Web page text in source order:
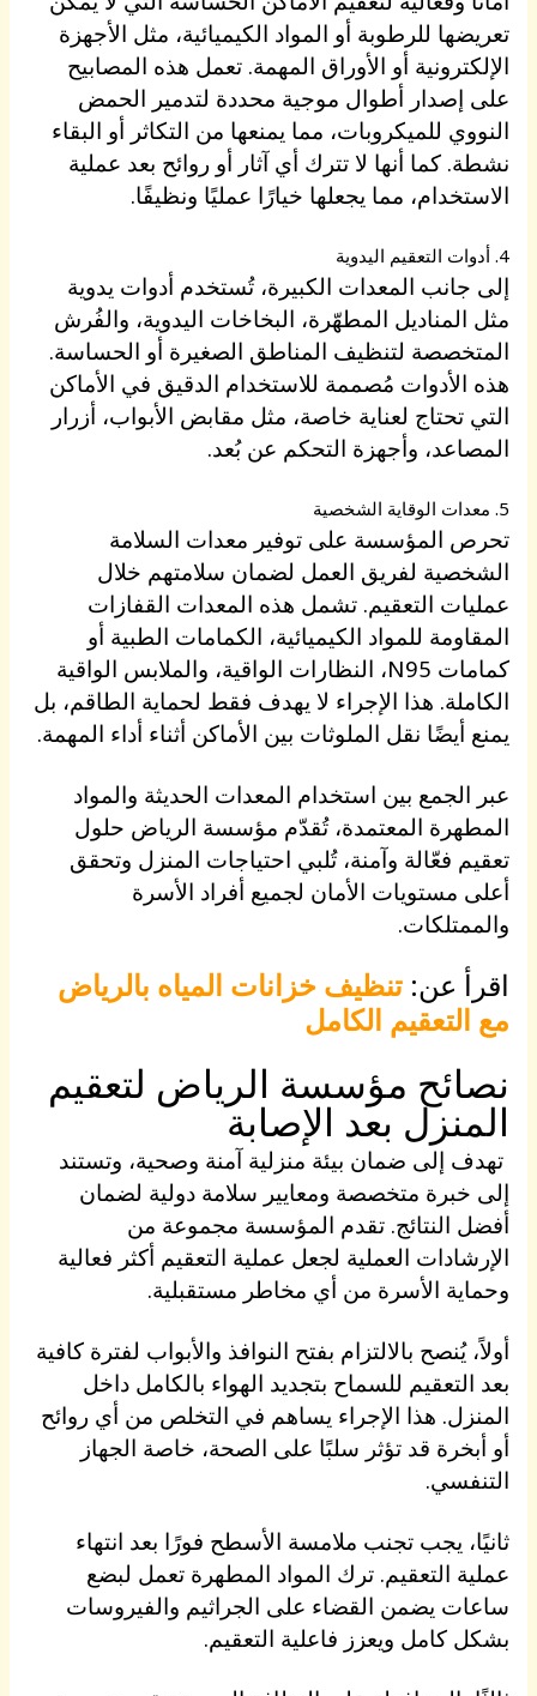
تعريضها للرطوبة أو المواد الكيميائية، مثل الأجهزة
الإلكترونية أو الأوراق المهمة. تعمل هذه المصابيح
على إصدار أطوال موجية محددة لتدمير الحمض
النووي للميكروبات، مما يمنعها من التكاثر أو البقاء
نشطة. كما أنها لا تترك أي آثار أو روائح بعد عملية
الاستخدام، مما يجعلها خيارًا عمليًا ونظيفًا.
4. أدوات التعقيم اليدوية
إلى جانب المعدات الكبيرة، تُستخدم أدوات يدوية
مثل المناديل المطهّرة، البخاخات اليدوية، والفُرش
المتخصصة لتنظيف المناطق الصغيرة أو الحساسة.
هذه الأدوات مُصممة للاستخدام الدقيق في الأماكن
التي تحتاج لعناية خاصة، مثل مقابض الأبواب، أزرار
المصاعد، وأجهزة التحكم عن بُعد.
5. معدات الوقاية الشخصية
تحرص المؤسسة على توفير معدات السلامة
الشخصية لفريق العمل لضمان سلامتهم خلال
عمليات التعقيم. تشمل هذه المعدات القفازات
المقاومة للمواد الكيميائية، الكمامات الطبية أو
كمامات N95، النظارات الواقية، والملابس الواقية
الكاملة. هذا الإجراء لا يهدف فقط لحماية الطاقم، بل
يمنع أيضًا نقل الملوثات بين الأماكن أثناء أداء المهمة.
عبر الجمع بين استخدام المعدات الحديثة والمواد
المطهرة المعتمدة، تُقدّم مؤسسة الرياض حلول
تعقيم فعّالة وآمنة، تُلبي احتياجات المنزل وتحقق
أعلى مستويات الأمان لجميع أفراد الأسرة
والممتلكات.
اقرأ عن:تنظيف خزانات المياه بالرياض
مع التعقيم الكامل
نصائح مؤسسة الرياض لتعقيم
المنزل بعد الإصابة
تهدف إلى ضمان بيئة منزلية آمنة وصحية، وتستند
إلى خبرة متخصصة ومعايير سلامة دولية لضمان
أفضل النتائج. تقدم المؤسسة مجموعة من
الإرشادات العملية لجعل عملية التعقيم أكثر فعالية
وحماية الأسرة من أي مخاطر مستقبلية.
أولاً، يُنصح بالالتزام بفتح النوافذ والأبواب لفترة كافية
بعد التعقيم للسماح بتجديد الهواء بالكامل داخل
المنزل. هذا الإجراء يساهم في التخلص من أي روائح
أو أبخرة قد تؤثر سلبًا على الصحة، خاصة الجهاز
التنفسي.
ثانيًا، يجب تجنب ملامسة الأسطح فورًا بعد انتهاء
عملية التعقيم. ترك المواد المطهرة تعمل لبضع
ساعات يضمن القضاء على الجراثيم والفيروسات
بشكل كامل ويعزز فاعلية التعقيم.